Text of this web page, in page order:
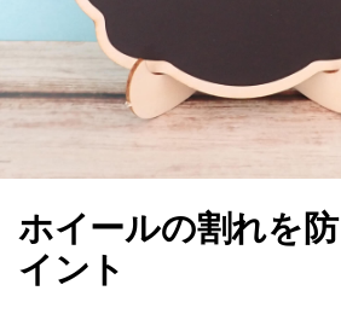
ホイールの割れを
イント